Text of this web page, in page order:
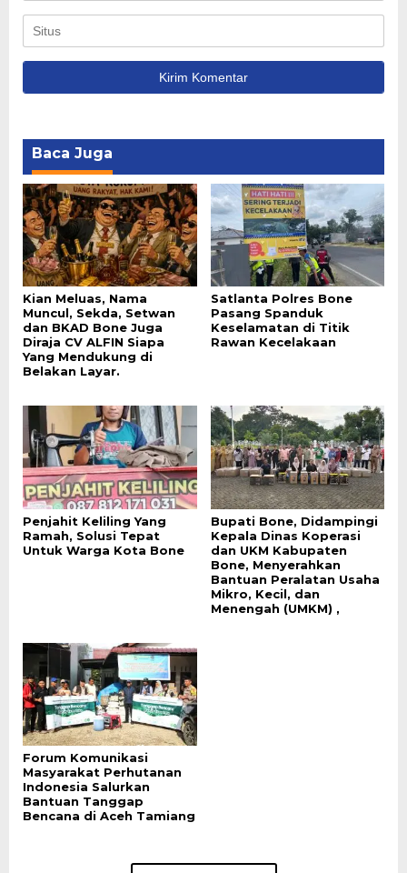
Baca Juga
Kian Meluas, Nama
Muncul, Sekda, Setwan
dan BKAD Bone Juga
Diraja CV ALFIN Siapa
Yang Mendukung di
Belakan Layar.
Satlanta Polres Bone
Pasang Spanduk
Keselamatan di Titik
Rawan Kecelakaan
Penjahit Keliling Yang
Ramah, Solusi Tepat
Untuk Warga Kota Bone
Bupati Bone, Didampingi
Kepala Dinas Koperasi
dan UKM Kabupaten
Bone, Menyerahkan
Bantuan Peralatan Usaha
Mikro, Kecil, dan
Menengah (UMKM) ,
Forum Komunikasi
Masyarakat Perhutanan
Indonesia Salurkan
Bantuan Tanggap
Bencana di Aceh Tamiang